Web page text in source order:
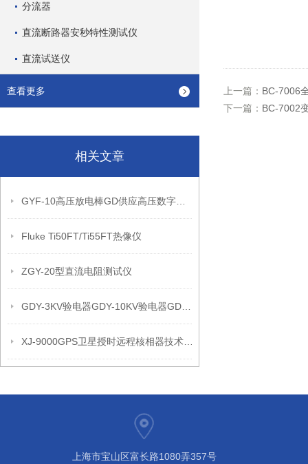
分流器
直流断路器安秒特性测试仪
直流试送仪
查看更多
相关文章
Fluke Ti50FT/Ti55FT热像仪
ZGY-20型直流电阻测试仪
上一篇： BC-7006
下一篇： BC-7002
上海市宝山区富长路1080弄357号